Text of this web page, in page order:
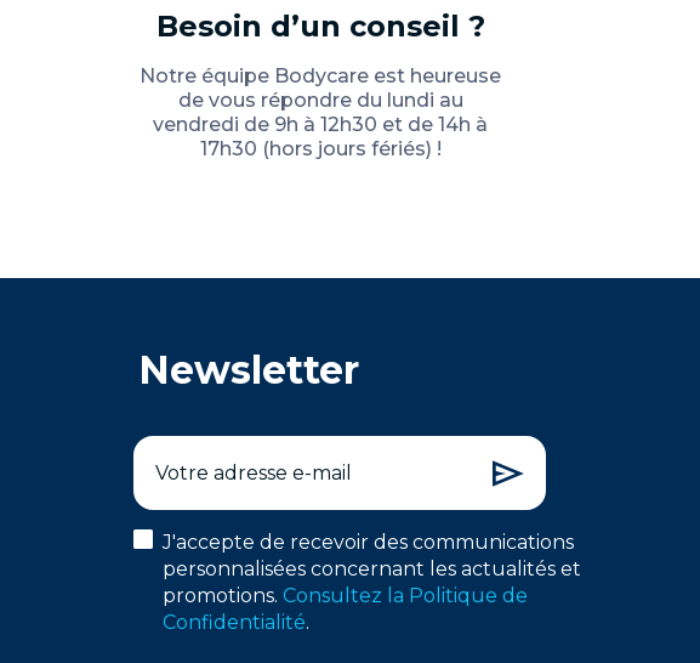
Besoin d’un conseil ?
Notre équipe Bodycare est heureuse
de vous répondre du lundi au
vendredi de 9h à 12h30 et de 14h à
17h30 (hors jours fériés) !
Newsletter
J'accepte de recevoir des communications
personnalisées concernant les actualités et
promotions. Consultez la Politique de
Confidentialité.